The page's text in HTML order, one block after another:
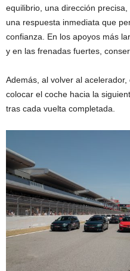
equilibrio, una dirección
una respuesta inmediata que
confianza. En los apoyos más
y en las frenadas fuertes,
Además, al volver al
colocar el coche hacia la
tras cada vuelta completada.